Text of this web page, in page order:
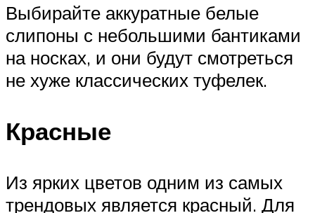
Выбирайте аккуратные белые
слипоны с небольшими бантиками
на носках, и они будут смотреться
не хуже классических туфелек.
Красные
Из ярких цветов одним из самых
трендовых является красный. Для